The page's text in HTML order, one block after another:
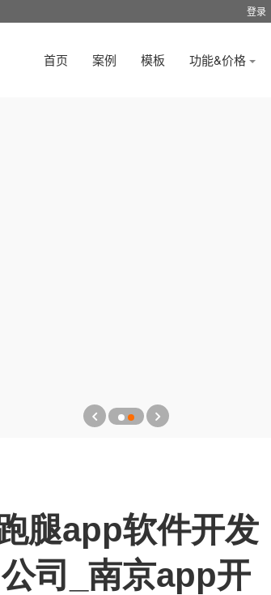
登录
首页 案例 模板 功能&价格
腿app软件开发
公司_南京app开